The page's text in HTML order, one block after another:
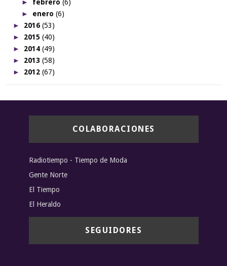
► febrero (6)
► enero (6)
► 2016 (53)
► 2015 (40)
► 2014 (49)
► 2013 (58)
► 2012 (67)
COLABORACIONES
Radiotiempo - Tiempo de Moda
Gente Norte
El Tiempo
El Heraldo
SEGUIDORES